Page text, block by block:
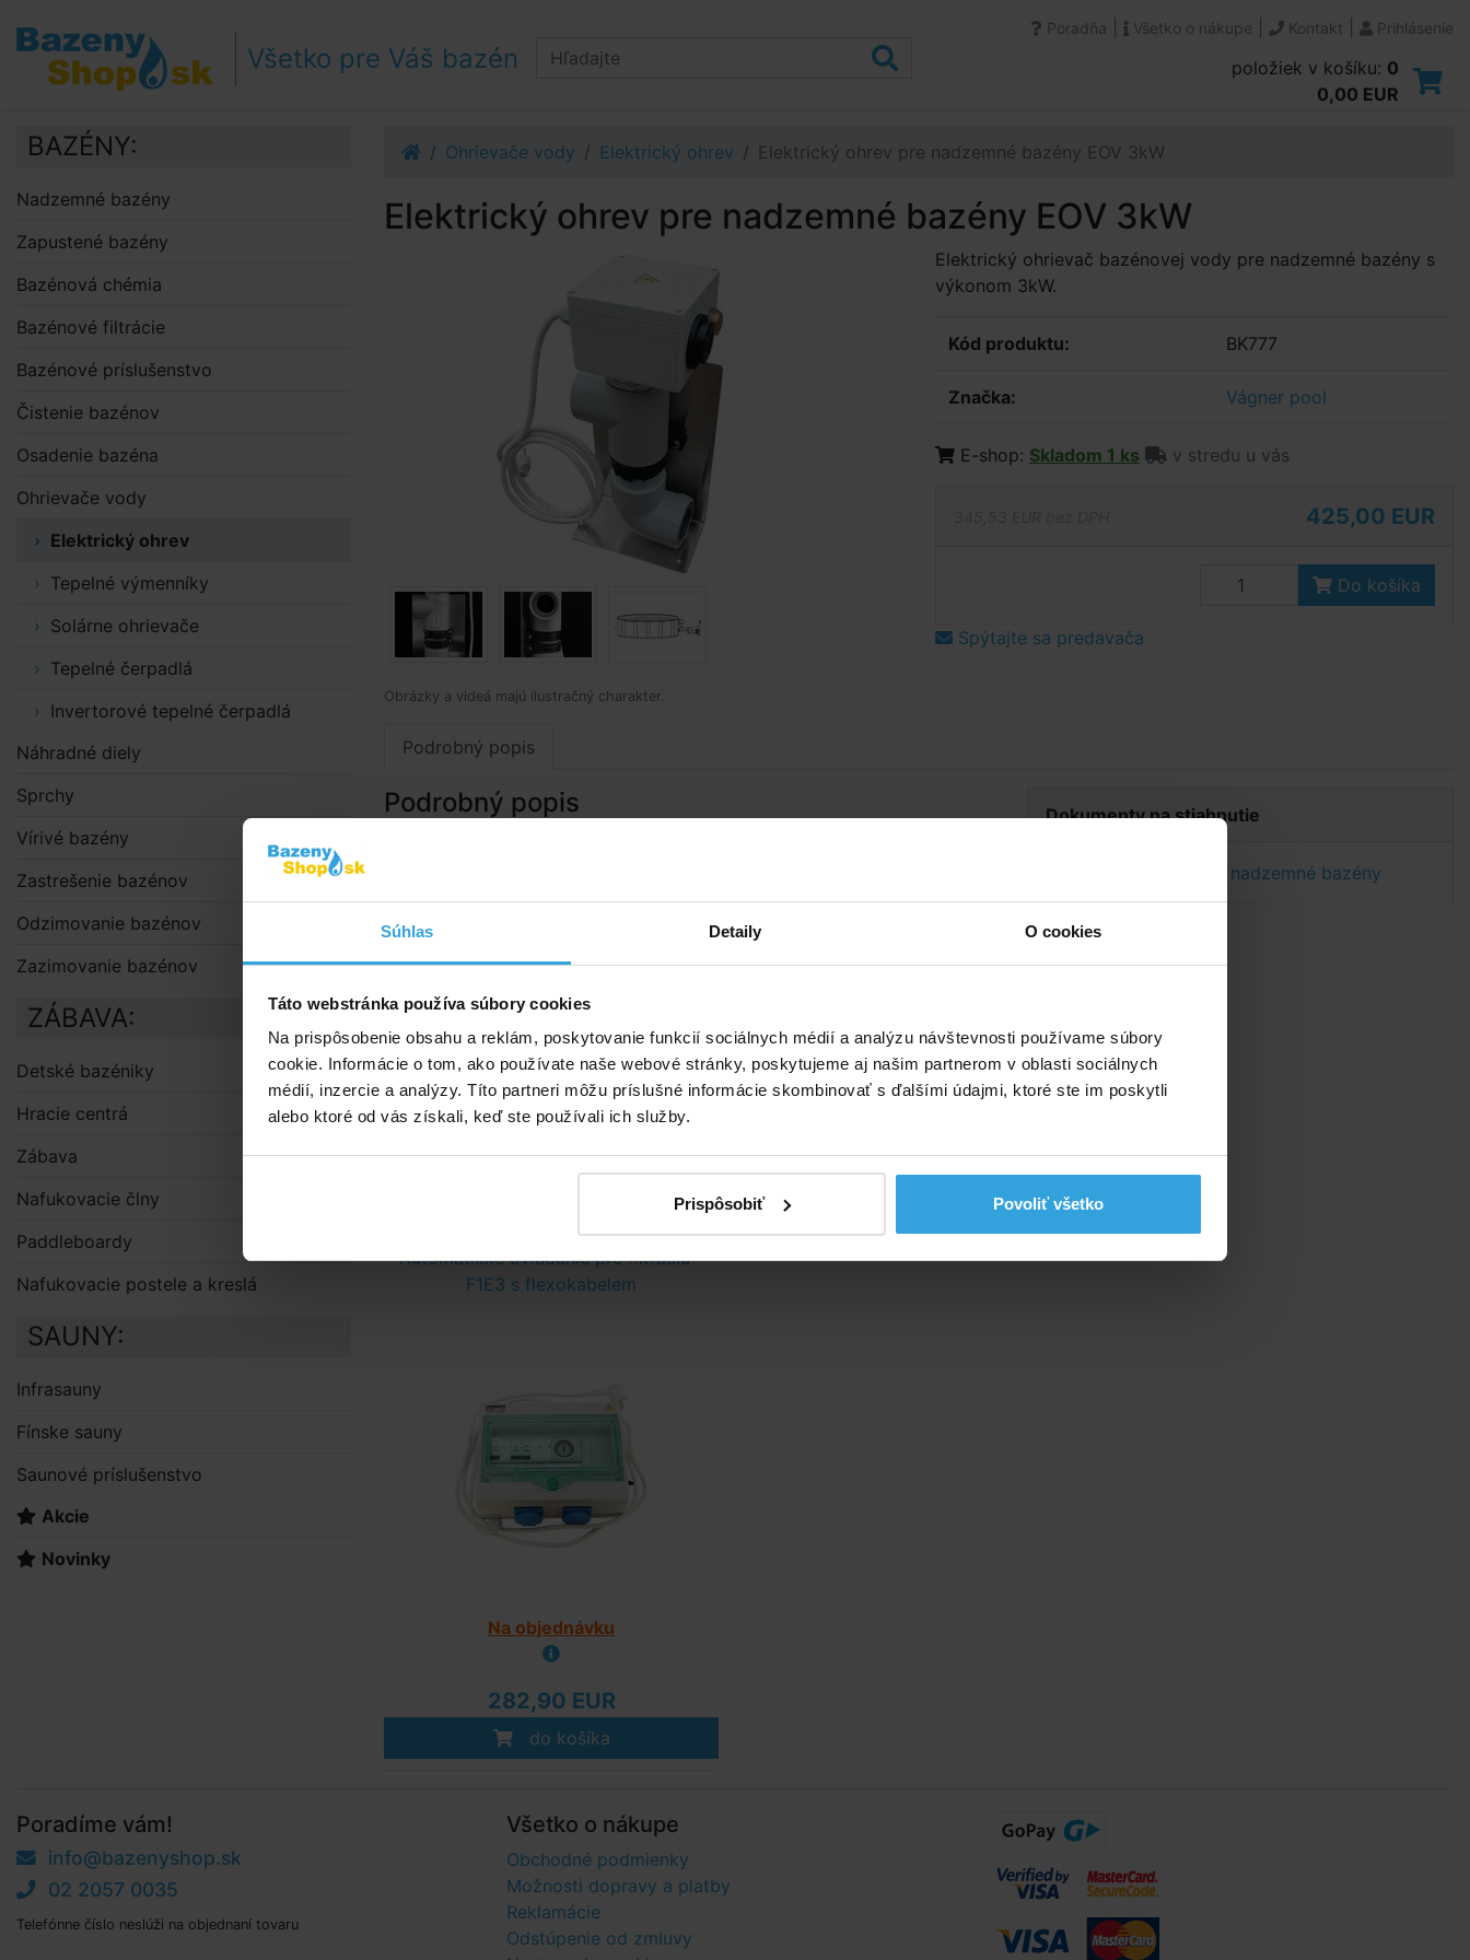
Súhlas Detaily O cookies
Táto webstránka používa súbory cookies
Na prispôsobenie obsahu a reklám, poskytovanie funkcií sociálnych médií a analýzu návštevnosti používame súbory
cookie. Informácie o tom, ako používate naše webové stránky, poskytujeme aj našim partnerom v oblasti sociálnych
médií, inzercie a analýzy. Títo partneri môžu príslušné informácie skombinovať s ďalšími údajmi, ktoré ste im poskytli
alebo ktoré od vás získali, keď ste používali ich služby.
Prispôsobiť Povoliť všetko
Prejsť na obsah
Prejsť k bočnému stĺpci
Klávesové skratky
Všetko pre Váš bazén
Poradňa Všetko o nákupe Kontakt Prihlásenie
položiek v košíku: 0
0,00 EUR
Ohrievače vody Elektrický ohrev Elektrický ohrev pre nadzemné bazény EOV 3kW
Elektrický ohrev pre nadzemné bazény EOV 3kW
Obrázky a videá majú ilustračný charakter.
Elektrický ohrievač bazénovej vody pre nadzemné bazény s
výkonom 3kW.
Kód produktu: BK777
Značka: Vágner pool
E-shop: Skladom 1 ks v stredu u vás
425,00 EUR
Do košíka
Spýtajte sa predavača
Podrobný popis
Podrobný popis
reguláciu teploty slúži termostat od +5 ° C do +40 ° C, ďalej je
zariadenie istené tepelnou poistkou. Ohrievač je vybavený flexo káblom
(dĺžka cca 1,5m) pre napojenie do zásuvky 230V za prúdový chránič
IN=30mA. Napojenie na vodovodný okruh hadicovými tŕňmi na hadice
je testovaný na tesnosť.
Rozmery cca 38 × 20 × 38cm (vx š xh)
Min. prietok vody 4m3/hod
Dokumenty na stiahnutie
Elektický ohrev pre nadzemné bazény
Doporučené príslušenstvo (1)
Automatické ovládanie pre filtráciu -
F1E3 s flexokabelem
Na objednávku
282,90 EUR
do košíka
BAZÉNY:
Nadzemné bazény
Zapustené bazény
Bazénová chémia
Bazénové filtrácie
Bazénové príslušenstvo
Čistenie bazénov
Osadenie bazéna
Ohrievače vody
Elektrický ohrev
Tepelné výmenníky
Solárne ohrievače
Tepelné čerpadlá
Invertorové tepelné čerpadlá
Náhradné diely
Sprchy
Vírivé bazény
Zastrešenie bazénov
Odzimovanie bazénov
Zazimovanie bazénov
ZÁBAVA:
Detské bazéniky
Hracie centrá
Zábava
Nafukovacie člny
Paddleboardy
Nafukovacie postele a kreslá
SAUNY:
Infrasauny
Fínske sauny
Saunové príslušenstvo
Akcie
Novinky
Poradíme vám!
info@bazenyshop.sk
02 2057 0035
Telefónne číslo neslúži na objednaní tovaru
Všetko o nákupe
Obchodné podmienky
Možnosti dopravy a platby
Reklamácie
Odstúpenie od zmluvy